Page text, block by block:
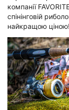
компанії
спінінговій
найкращою ціною!